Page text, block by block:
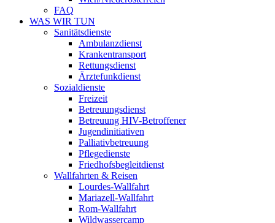
FAQ
WAS WIR TUN
Sanitätsdienste
Ambulanzdienst
Krankentransport
Rettungsdienst
Ärztefunkdienst
Sozialdienste
Freizeit
Betreuungsdienst
Betreuung HIV-Betroffener
Jugendinitiativen
Palliativbetreuung
Pflegedienste
Friedhofsbegleitdienst
Wallfahrten & Reisen
Lourdes-Wallfahrt
Mariazell-Wallfahrt
Rom-Wallfahrt
Wildwassercamp